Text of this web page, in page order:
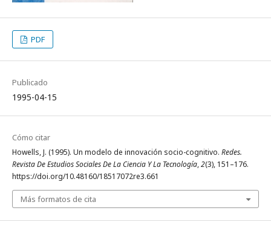
PDF
Publicado
1995-04-15
Cómo citar
Howells, J. (1995). Un modelo de innovación socio-cognitivo. Redes.
Revista De Estudios Sociales De La Ciencia Y La Tecnología,2(3), 151–176.
https://doi.org/10.48160/18517072re3.661
Más formatos de cita